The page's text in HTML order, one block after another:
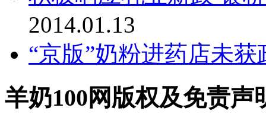
2014.01.13
“京版”奶粉进药店未获
羊奶100网版权及免责声